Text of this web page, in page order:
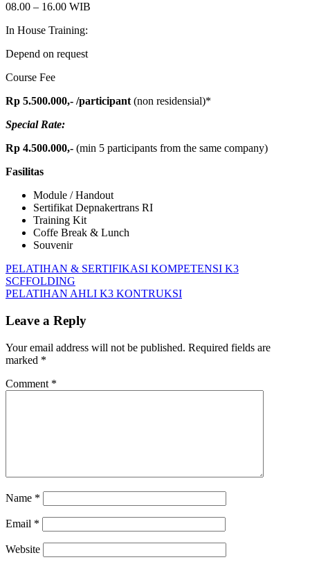
08.00 – 16.00 WIB
In House Training:
Depend on request
Course Fee
Rp 5.500.000,- /participant(non residensial)*
Special Rate:
Rp 4.500.000,- (min 5 participants from the same company)
Fasilitas
Module / Handout
Sertifikat Depnakertrans RI
Training Kit
Coffe Break & Lunch
Souvenir
PELATIHAN
AUDITOR
SMK3
Post
navigation
Previous
Post:
PELATIHAN & SERTIFIKASI KOMPETENSI K3
SCFFOLDING
Next
PELATIHAN AHLI K3 KONTRUKSI
Leave a Reply
Your email address will not be published. Required fields are
marked *
Comment *
Name *
Email *
Website